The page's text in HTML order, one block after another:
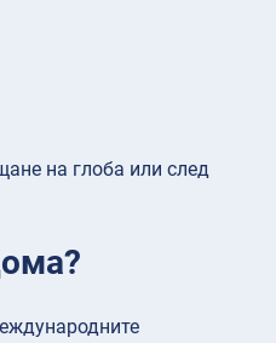
на глоба или след